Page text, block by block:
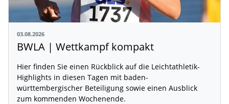
03.08.2026
BWLA | Wettkampf kompakt
Hier finden Sie einen Rückblick auf die Leichtathletik-
Highlights in diesen Tagen mit baden-
württembergischer Beteiligung sowie einen Ausblick
zum kommenden Wochenende.